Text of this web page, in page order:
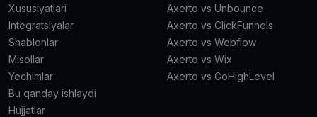
Xususiyatlari
Integratsiyalar
Shablonlar
Misollar
Yechimlar
Bu qanday ishlaydi
Hujjatlar
Axerto vs Unbounce
Axerto vs ClickFunnels
Axerto vs Webflow
Axerto vs Wix
Axerto vs GoHighLevel